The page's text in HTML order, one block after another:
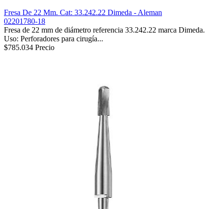
Fresa De 22 Mm. Cat: 33.242.22 Dimeda - Aleman
02201780-18
Fresa de 22 mm de diámetro referencia 33.242.22 marca Dimeda.
Uso: Perforadores para cirugía...
$785.034 Precio